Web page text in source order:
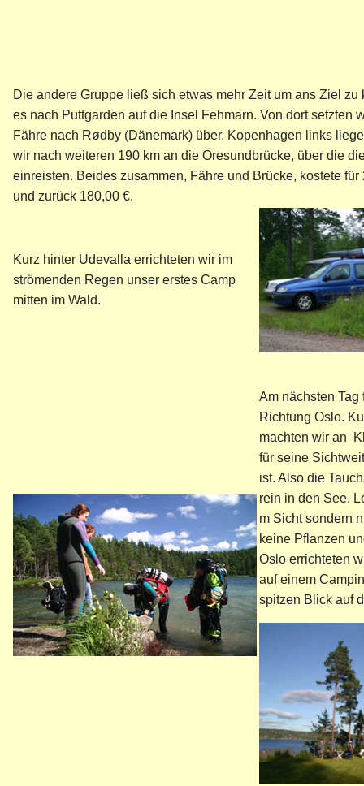
Die andere Gruppe ließ sich etwas mehr Zeit um ans Ziel zu
es nach Puttgarden auf die Insel Fehmarn. Von dort setzten
Fähre nach Rødby (Dänemark) über. Kopenhagen links
wir nach weiteren 190 km an die Öresundbrücke, über die
einreisten. Beides zusammen, Fähre und Brücke, kostete für
und zurück 180,00 €.
Kurz hinter Udevalla errichteten wir im
strömenden Regen unser erstes Camp
mitten im Wald.
Am nächsten
Richtung Oslo.
machten wir an
für seine
ist. Also die
rein in den See.
m Sicht sondern
keine Pflanzen
Oslo errichteten
auf einem
spitzen Blick auf